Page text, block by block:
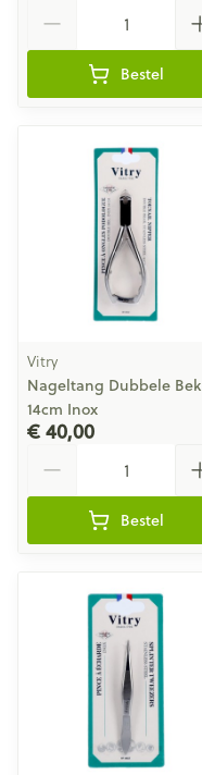
Bestel
Vitry
Nageltang Dubbele Bek
14cm Inox
€ 40,00
Bestel